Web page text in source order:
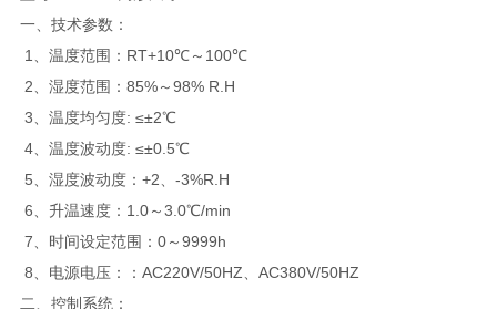
一、技术参数：
1、温度范围：RT+10℃～100℃
2、湿度范围：85%～98% R.H
3、温度均匀度: ≤±2℃
4、温度波动度: ≤±0.5℃
5、湿度波动度：+2、-3%R.H
6、升温速度：1.0～3.0℃/min
7、时间设定范围：0～9999h
8、电源电压：：AC220V/50HZ、AC380V/50HZ
二、控制系统：